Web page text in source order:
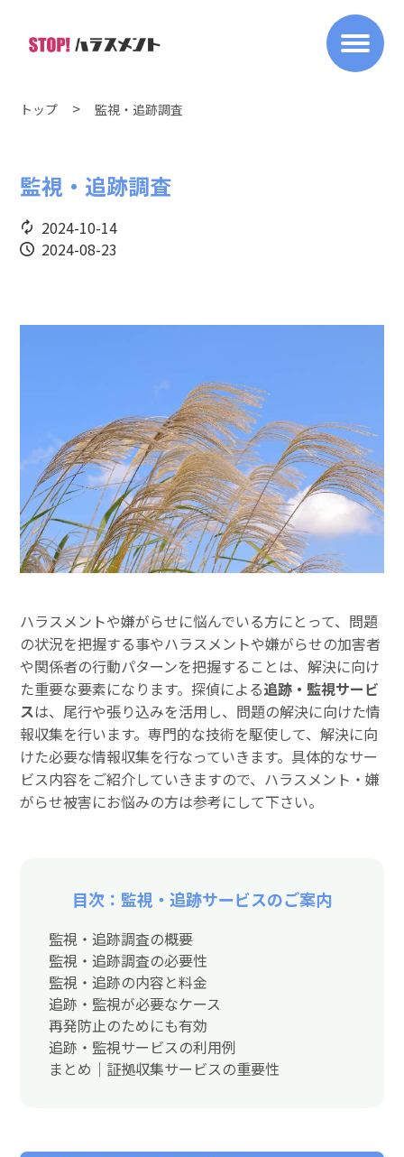
トップ 監視・追跡調査
監視・追跡調査
2024-10-14
2024-08-23
ハラスメントや嫌がらせに悩んでいる方にとって、問題
の状況を把握する事やハラスメントや嫌がらせの加害者
や関係者の行動パターンを把握することは、解決に向け
た重要な要素になります。探偵による追跡・監視サービ
スは、尾行や張り込みを活用し、問題の解決に向けた情
報収集を行います。専門的な技術を駆使して、解決に向
けた必要な情報収集を行なっていきます。具体的なサー
ビス内容をご紹介していきますので、ハラスメント・嫌
がらせ被害にお悩みの方は参考にして下さい。
目次：監視・追跡サービスのご案内
監視・追跡調査の概要
監視・追跡調査の必要性
監視・追跡の内容と料金
追跡・監視が必要なケース
再発防止のためにも有効
追跡・監視サービスの利用例
まとめ｜証拠収集サービスの重要性